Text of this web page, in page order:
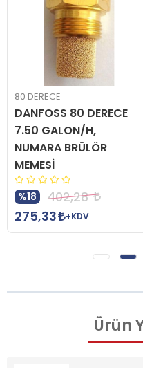
80 DERECE
DANFOSS 80 DERECE
7.50 GALON/H,
NUMARA BRÜLÖR
MEMESİ
%18
402,28
275,33
+KDV
Ürün